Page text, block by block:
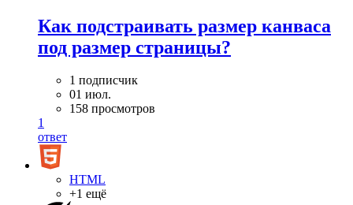
Как подстраивать размер канваса
под размер страницы?
1 подписчик
01 июл.
158 просмотров
1
ответ
HTML
+1 ещё